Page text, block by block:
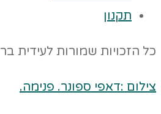
תקנון
כל הזכויות שמורות לעידית בר
צילום :דאפי ספונר. פנימה.